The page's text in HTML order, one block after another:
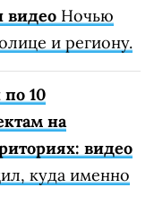
видео Ночью
и региону.
10
на
видео
куда именно